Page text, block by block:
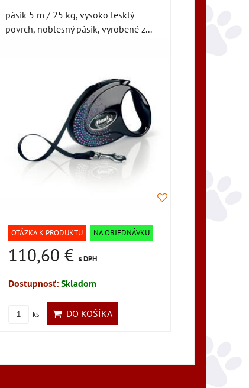
pásik 5 m / 25 kg, vysoko lesklý
povrch, noblesný pásik, vyrobené z...
OTÁZKA K PRODUKTU NA OBJEDNÁVKU
110,60 €s DPH
Dostupnosť:Skladom
ks DO KOŠÍKA